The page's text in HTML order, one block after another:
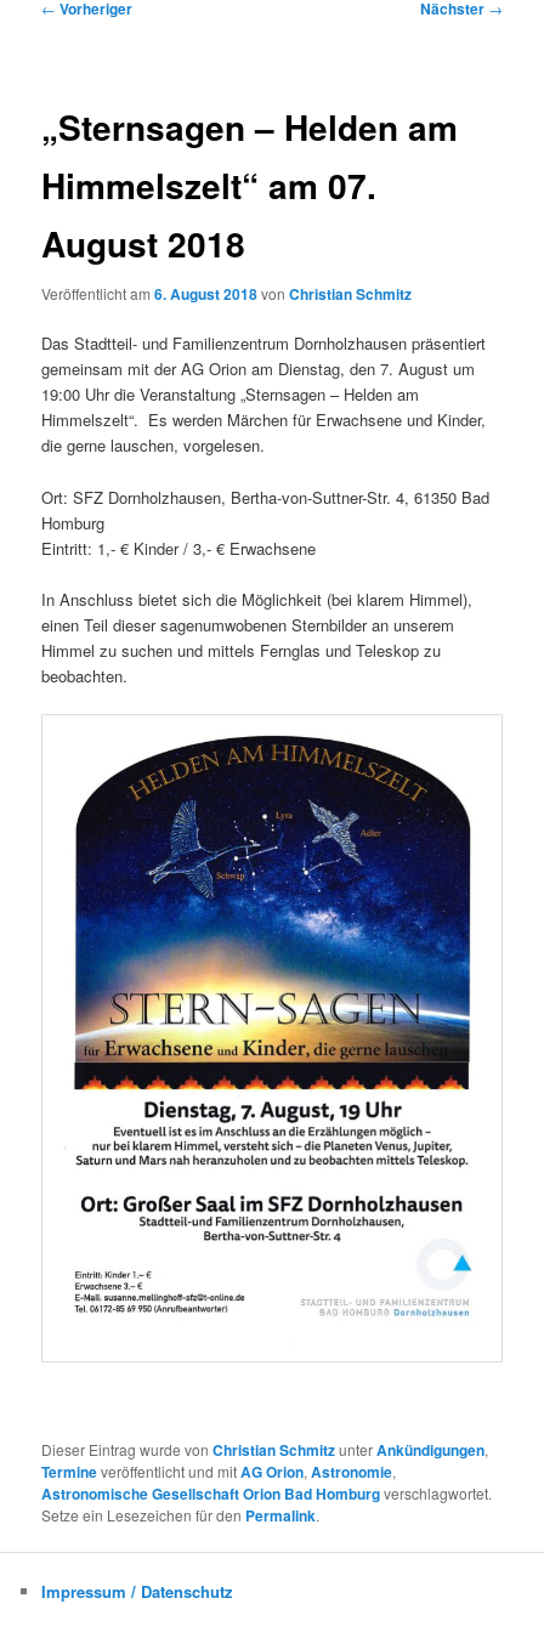
Beitragsnavigation
← Vorheriger Nächster →
„Sternsagen – Helden am
Himmelszelt“ am 07.
August 2018
Veröffentlicht am6. August 2018vonChristian Schmitz
Das Stadtteil- und Familienzentrum Dornholzhausen präsentiert
gemeinsam mit der AG Orion am Dienstag, den 7. August um
19:00 Uhr die Veranstaltung „Sternsagen – Helden am
Himmelszelt“. Es werden Märchen für Erwachsene und Kinder,
die gerne lauschen, vorgelesen.
Ort:SFZ Dornholzhausen, Bertha-von-Suttner-Str. 4, 61350 Bad
Homburg
Eintritt: 1,- € Kinder / 3,- € Erwachsene
In Anschluss bietet sich die Möglichkeit (bei klarem Himmel),
einen Teil dieser sagenumwobenen Sternbilder an unserem
Himmel zu suchen und mittels Fernglas und Teleskop zu
beobachten.
Dieser Eintrag wurde vonChristian SchmitzunterAnkündigungen,
Termineveröffentlicht und mitAG Orion,Astronomie,
Astronomische Gesellschaft Orion Bad Homburgverschlagwortet.
Setze ein Lesezeichen für den Permalink.
Impressum / Datenschutz